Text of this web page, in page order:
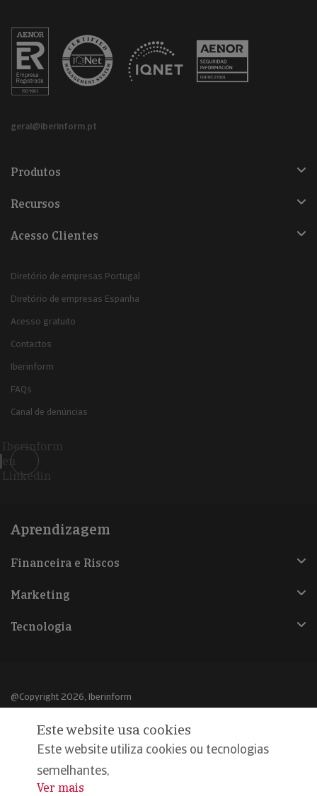
geral@iberinform.pt
Produtos
Recursos
Acesso Clientes
Diretório de empresas Portugal
Diretório de empresas Espanha
Acesso gratuito
Contactos
Iberinform
FAQs
Canal de denúncias
Iberinform
en
Linkedin
Aprendizagem
Financeira e Riscos
Marketing
Tecnologia
@Copyright 2026, Iberinform
Aviso legal
Política de cookies
Declaração de privacidade
Este website usa cookies
Este website utiliza cookies ou tecnologias
semelhantes,
...
Ver mais